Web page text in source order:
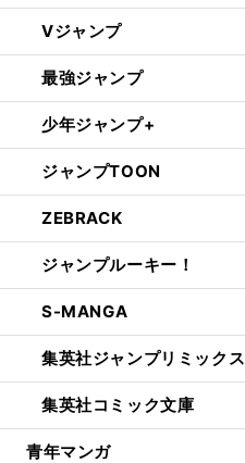
Vジャンプ
最強ジャンプ
少年ジャンプ+
ジャンプTOON
ZEBRACK
ジャンプルーキー！
S-MANGA
集英社ジャンプリミックス
集英社コミック文庫
青年マンガ